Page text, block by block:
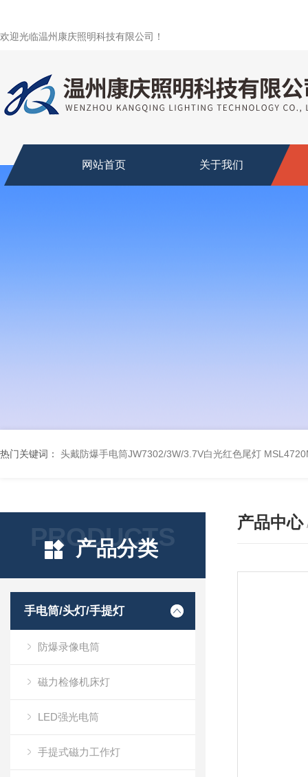
欢迎光临温州康庆照明科技有限公司！
网站首页 关于我们
热门关键词： 头戴防爆手电筒JW7302/3W/3.7V白光红色尾灯
PRODUCTS
产品分类
手电筒/头灯/手提灯
防爆录像电筒
磁力检修机床灯
LED强光电筒
手提式磁力工作灯
产品中心